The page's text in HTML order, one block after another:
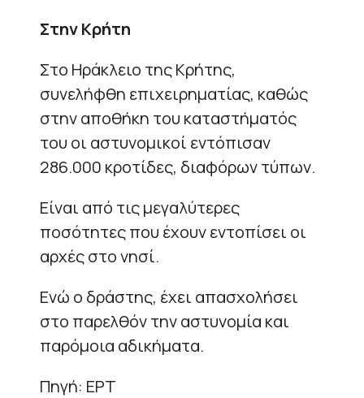
Στην Κρήτη
Στο Ηράκλειο της Κρήτης,
συνελήφθη επιχειρηματίας, καθώς
στην αποθήκη του καταστήματός
του οι αστυνομικοί εντόπισαν
286.000 κροτίδες, διαφόρων τύπων.
Είναι από τις μεγαλύτερες
ποσότητες που έχουν εντοπίσει οι
αρχές στο νησί.
Ενώ ο δράστης, έχει απασχολήσει
στο παρελθόν την αστυνομία και
παρόμοια αδικήματα.
Πηγή: ΕΡΤ